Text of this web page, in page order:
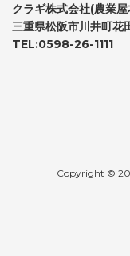
クラギ株式会社(農業
三重県松阪市川井町花
TEL:0598-26-1111
Copyright ©